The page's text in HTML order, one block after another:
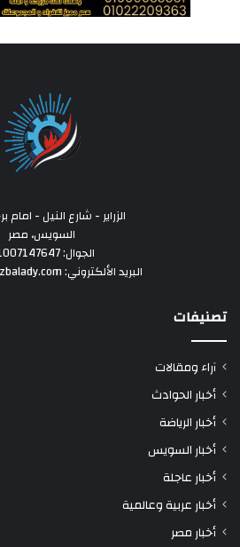
الزراير - شارع النيل - امام
السويس، مصر
الجوال: 01007147647
البريد الألكتروني: admin@suezbalady.com
تصنيفات
آراء ومقالات
أخبار الحوادث
أخبار الرياضة
أخبار السويس
أخبار عاجلة
أخبار عربية وعالمية
أخبار مصر